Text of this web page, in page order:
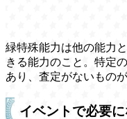
緑特殊能力は他の能力
きる能力のこと。特定
あり、査定がないものが
イベントで必要